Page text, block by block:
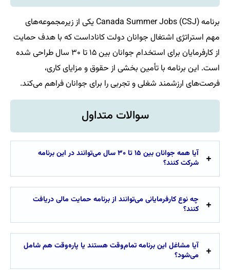
برنامه Canada Summer Jobs (CSJ) یکی از زیرمجموعه‌های
مهم استراتژی اشتغال جوانان دولت کاناداست که با هدف حمایت
از کارفرمایان برای استخدام جوانان بین ۱۵ تا ۳۰ سال طراحی شده
است. این برنامه با تأمین بخشی از حقوق و مزایای کاری،
فرصت‌های ارزشمند شغلی و تجربی را برای جوانان فراهم می‌کند.
سوالات متداول
آیا همه جوانان بین ۱۵ تا ۳۰ سال می‌توانند در این برنامه
شرکت کنند؟
چه نوع کارفرمایانی می‌توانند از برنامه حمایت مالی دریافت
کنند؟
آیا مشاغل این برنامه تمام‌وقت هستند یا پاره‌وقت هم شامل
می‌شود؟